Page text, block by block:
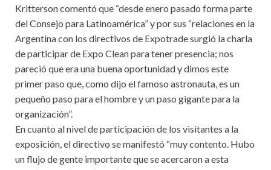
Kritterson comentó que “desde enero pasado forma parte
del Consejo para Latinoamérica” y por sus “relaciones en la
Argentina con los directivos de Expotrade surgió la charla
de participar de Expo Clean para tener presencia; nos
pareció que era una buena oportunidad y dimos este
primer paso que, como dijo el famoso astronauta, es un
pequeño paso para el hombre y un paso gigante para la
organización”.
En cuanto al nivel de participación de los visitantes a la
exposición, el directivo se manifestó “muy contento. Hubo
un flujo de gente importante que se acercaron a esta